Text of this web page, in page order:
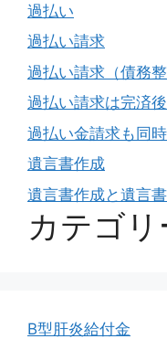
過払い
過払い請求
過払い請求（債務整
過払い請求は完済
過払い金請求も同
遺言書作成
遺言書作成と遺言
カテゴリ
B型肝炎給付金